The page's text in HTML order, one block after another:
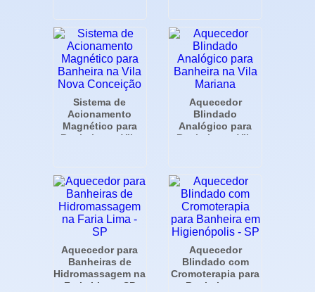
Sistema de
Acionamento
Magnético para
Banheira na Vila
Aquecedor
Blindado
Analógico para
Banheira na Vila
Aquecedor para
Banheiras de
Hidromassagem na
Faria Lima - SP
Aquecedor
Blindado com
Cromoterapia para
Banheira em